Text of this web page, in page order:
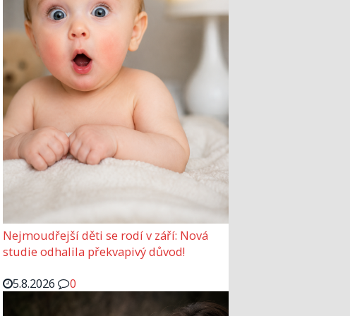
Nejmoudřejší děti se rodí v září: Nová
studie odhalila překvapivý důvod!
5.8.2026
0